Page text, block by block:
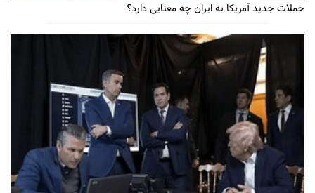
حملات جدید آمریکا به ایران چه معنایی دارد؟